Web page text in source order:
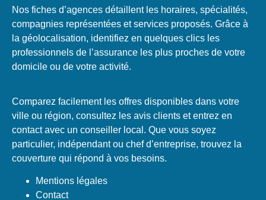
Nos fiches d’agences détaillent les horaires, spécialités,
compagnies représentées et services proposés. Grâce à
la géolocalisation, identifiez en quelques clics les
professionnels de l’assurance les plus proches de votre
domicile ou de votre activité.
Comparez facilement les offres disponibles dans votre
ville ou région, consultez les avis clients et entrez en
contact avec un conseiller local. Que vous soyez
particulier, indépendant ou chef d’entreprise, trouvez la
couverture qui répond à vos besoins.
Mentions légales
Contact